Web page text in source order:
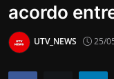
CAMPINAS
LIMEIRA
acordo
UTV_NEWS 25/